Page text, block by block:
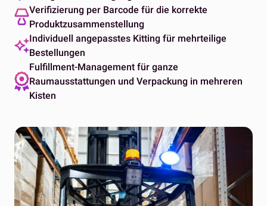
Verifizierung per Barcode für die korrekte
Produktzusammenstellung
Individuell angepasstes Kitting für mehrteilige
Bestellungen
Fulfillment-Management für ganze
Raumausstattungen und Verpackung in mehreren
Kisten